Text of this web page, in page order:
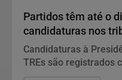
Partidos têm até o
candidaturas nos
Candidaturas à
TREs são registrados